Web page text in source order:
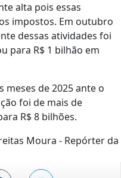
alta pois essas
impostos. Em outubro
dessas atividades foi
para R$ 1 bilhão em
de 2025 ante o
foi de mais de
R$ 8 bilhões.
Moura - Repórter da